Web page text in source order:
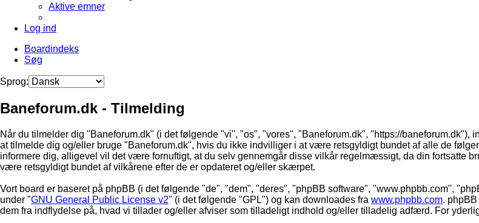
Aktive emner
Log ind
Boardindeks
Søg
Sprog:
Baneforum.dk - Tilmelding
Når du tilmelder dig "Baneforum.dk" (i det følgende "vi", "os", "vores", "Baneforum.dk", "https://
at tilmelde dig og/eller bruge "Baneforum.dk", hvis du ikke indvilliger i at være retsgyldigt bundet af alle de
informere dig, alligevel vil det være fornuftigt, at du selv gennemgår disse vilkår regelmæssigt, da din fortsatte
være retsgyldigt bundet af vilkårene efter de er opdateret og/eller skærpet.
Vort board er baseret på phpBB (i det følgende "de", "dem", "deres", "phpBB software", "www.phpbb.com",
under "GNU General Public License v2" (i det følgende "GPL") og kan downloades fra www.phpbb.com.
dem fra indflydelse på, hvad vi tillader og/eller afviser som tilladeligt indhold og/eller tilladelig adfærd. For